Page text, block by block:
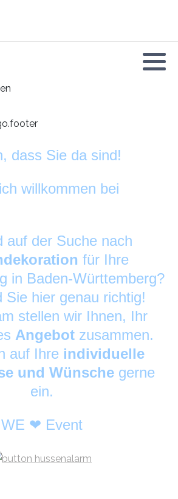
dass Sie da sind!
willkommen bei
auf der Suche nach
für Ihre
in Baden-Württemberg?
Sie hier genau richtig!
stellen wir Ihnen, Ihr
Angebot zusammen.
auf Ihre individuelle
und Wünschegerne
ein.
WE ❤ Event